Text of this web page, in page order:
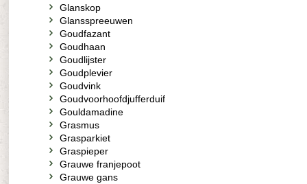
Glanskop
Glansspreeuwen
Goudfazant
Goudhaan
Goudlijster
Goudplevier
Goudvink
Goudvoorhoofdjufferduif
Gouldamadine
Grasmus
Grasparkiet
Graspieper
Grauwe franjepoot
Grauwe gans